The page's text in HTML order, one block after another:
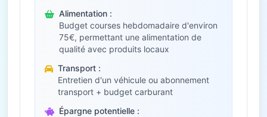
Alimentation :
Budget courses hebdomadaire d'environ
75€, permettant une alimentation de
qualité avec produits locaux
Transport :
Entretien d'un véhicule ou abonnement
transport + budget carburant
Épargne potentielle :